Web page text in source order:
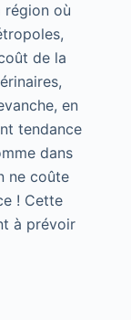
région où
de la
en
tendance
dans
ne coûte
! Cette
à prévoir